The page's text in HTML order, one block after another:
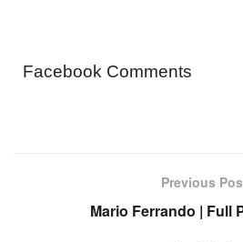
Facebook Comments
Previous
Mario Ferrando | Full